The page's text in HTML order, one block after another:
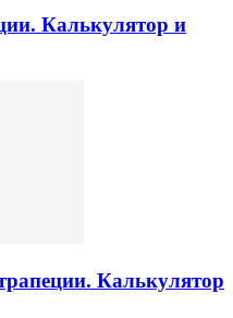
Калькулятор и
Калькулятор